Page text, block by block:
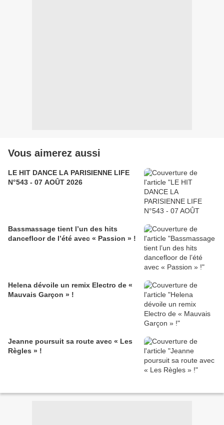
Vous aimerez aussi
LE HIT DANCE LA PARISIENNE LIFE
N°543 - 07 AOÛT 2026
Bassmassage tient l’un des hits
dancefloor de l’été avec « Passion » !
Helena dévoile un remix Electro de «
Mauvais Garçon » !
Jeanne poursuit sa route avec « Les
Règles » !